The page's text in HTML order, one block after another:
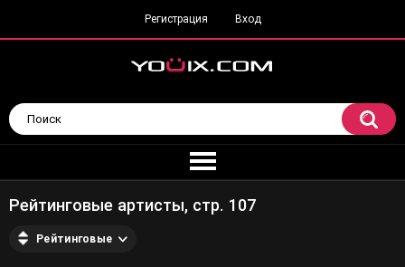
Регистрация Вход
Рейтинговые артисты, стр. 107
Рейтинговые